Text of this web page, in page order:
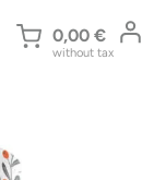
0,00 €
without tax